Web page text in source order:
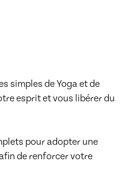
simples de Yoga et de
esprit et vous libérer du
pour adopter une
de renforcer votre